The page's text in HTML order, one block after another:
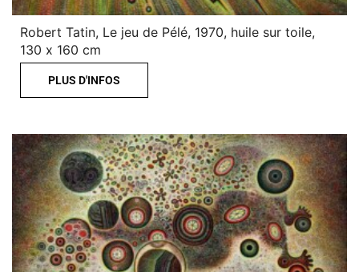
Robert Tatin, Le jeu de Pélé, 1970, huile sur toile,
130 x 160 cm
PLUS D'INFOS